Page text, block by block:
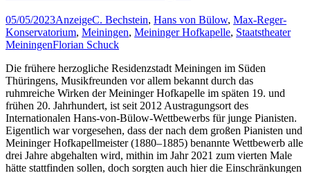
05/05/2023AnzeigeC. Bechstein, Hans von Bülow, Max-Reger-
Konservatorium, Meiningen, Meininger Hofkapelle, Staatstheater
MeiningenFlorian Schuck
Die frühere herzogliche Residenzstadt Meiningen im Süden
Thüringens, Musikfreunden vor allem bekannt durch das
ruhmreiche Wirken der Meininger Hofkapelle im späten 19. und
frühen 20. Jahrhundert, ist seit 2012 Austragungsort des
Internationalen Hans-von-Bülow-Wettbewerbs für junge Pianisten.
Eigentlich war vorgesehen, dass der nach dem großen Pianisten und
Meininger Hofkapellmeister (1880–1885) benannte Wettbewerb alle
drei Jahre abgehalten wird, mithin im Jahr 2021 zum vierten Male
hätte stattfinden sollen, doch sorgten auch hier die Einschränkungen